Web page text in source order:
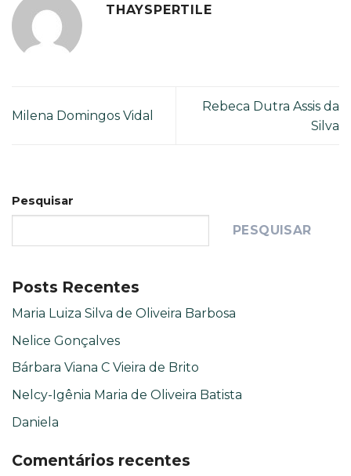
THAYSPERTILE
Milena Domingos Vidal
Rebeca Dutra Assis da
Silva
Pesquisar
PESQUISAR
Posts Recentes
Maria Luiza Silva de Oliveira Barbosa
Nelice Gonçalves
Bárbara Viana C Vieira de Brito
Nelcy-Igênia Maria de Oliveira Batista
Daniela
Comentários recentes